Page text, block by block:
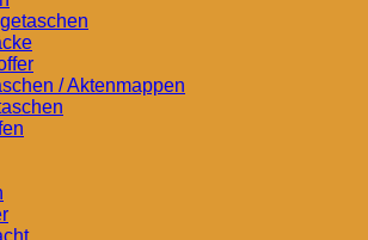
/ Aktenmappen